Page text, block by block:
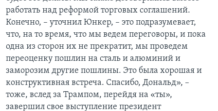
работать над реформой торговых соглашений.
Конечно, – уточнил Юнкер, – это подразумевает,
что, на то время, что мы ведем переговоры, и пока
одна из сторон их не прекратит, мы проведем
переоценку пошлин на сталь и алюминий и
заморозим другие пошлины. Это была хорошая и
конструктивная встреча. Спасибо, Дональд», –
тоже, вслед за Трампом, перейдя на «ты»,
завершил свое выступление президент